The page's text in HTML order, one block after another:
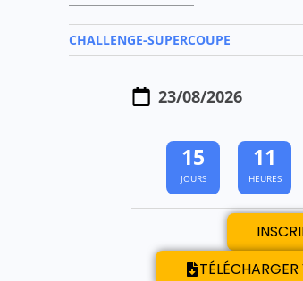
CHALLENGE-SUPERCOUPE
23/08/2026
15
JOURS
11
HEURES